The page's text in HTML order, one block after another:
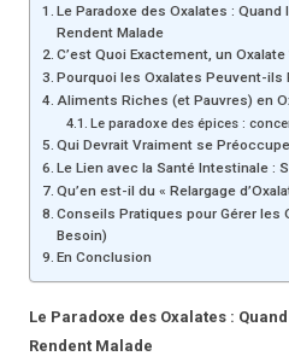
Le Paradoxe des Oxalates :
Rendent Malade
C’est Quoi Exactement, un Oxalate
Pourquoi les Oxalates Peuvent-ils
Aliments Riches (et Pauvres) en
Le paradoxe des épices :
Qui Devrait Vraiment se
Le Lien avec la Santé Intestinale :
Qu’en est-il du « Relargage
Conseils Pratiques pour Gérer les
Besoin)
En Conclusion
Le Paradoxe des Oxalates :
Rendent Malade